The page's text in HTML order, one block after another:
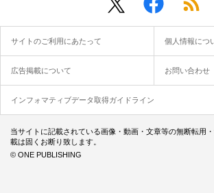
サイトのご利用にあたって 個人情報につ
広告掲載について お問い合わせ
インフォマティブデータ取得ガイドライン
当サイトに記載されている画像・動画・文章等の無断転用
載は固くお断り致します。
© ONE PUBLISHING